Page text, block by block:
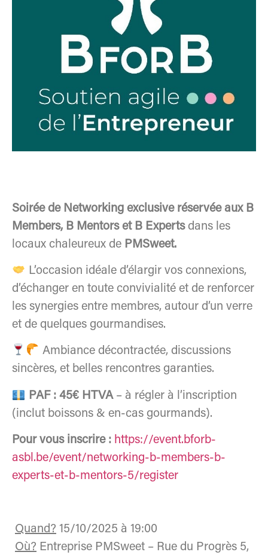
Soirée de Networking exclusive réservée aux B
Members, B Mentors et B Experts dans les
locaux chaleureux de PMSweet.
L’occasion idéale d’élargir vos connexions,
d’échanger en toute convivialité et de renforcer
les synergies entre membres, autour d’un verre
et de quelques gourmandises.
Ambiance décontractée, discussions
sincères, et belles rencontres garanties.
PAF : 45€ HTVA– à régler à l’inscription
(inclut boissons & en-cas gourmands).
Pour vous inscrire : https://event.bforb-
asbl.be/event/networking-b-members-b-
experts-et-b-mentors-5/register
Quand? 15/10/2025 à 19:00
Où? Entreprise PMSweet – Rue du Progrès 5,